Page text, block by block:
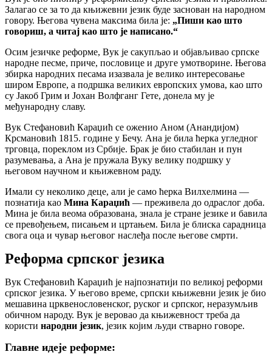
Залагао се за то да књижевни језик буде заснован на народном
говору. Његова чувена максима била је: „Пиши као што
говориш, а читај као што је написано.“
Осим језичке реформе, Вук је сакупљао и објављивао српске
народне песме, приче, пословице и друге умотворине. Његова
збирка народних песама изазвала је велико интересовање
широм Европе, а подршка великих европских умова, као што
су Јакоб Грим и Јохан Волфганг Гете, донела му је
међународну славу.
Вук Стефановић Караџић се оженио Аном (Анандијом)
Крсмановић 1815. године у Бечу. Ана је била ћерка угледног
трговца, пореклом из Србије. Брак је био стабилан и пун
разумевања, а Ана је пружала Вуку велику подршку у
његовом научном и књижевном раду.
Имали су неколико деце, али је само ћерка Вилхелмина —
познатија као Мина Караџић — преживела до одраслог доба.
Мина је била веома образована, знала је стране језике и бавила
се превођењем, писањем и цртањем. Била је блиска сарадница
свога оца и чувар његовог наслеђа после његове смрти.
Реформа српског језика
Вук Стефановић Караџић је најпознатији по великој реформи
српског језика. У његово време, српски књижевни језик је био
мешавина црквенословенског, руског и српског, неразумљив
обичном народу. Вук је веровао да књижевност треба да
користи народни језик, језик којим људи стварно говоре.
Главне идеје реформе: